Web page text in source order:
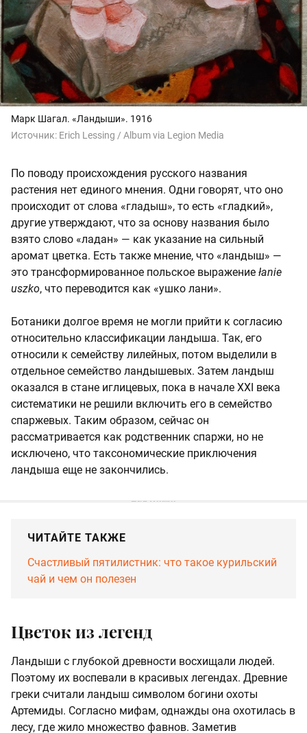
Марк Шагал. «Ландыши». 1916
Источник: Erich Lessing / Album via Legion Media
По поводу происхождения русского названия
растения нет единого мнения. Одни говорят, что оно
происходит от слова «гладыш», то есть «гладкий»,
другие утверждают, что за основу названия было
взято слово «ладан» — как указание на сильный
аромат цветка. Есть также мнение, что «ландыш» —
это трансформированное польское выражение łanie
uszko, что переводится как «ушко лани».
Ботаники долгое время не могли прийти к согласию
относительно классификации ландыша. Так, его
относили к семейству лилейных, потом выделили в
отдельное семейство ландышевых. Затем ландыш
оказался в стане иглицевых, пока в начале XXI века
систематики не решили включить его в семейство
спаржевых. Таким образом, сейчас он
рассматривается как родственник спаржи, но не
исключено, что таксономические приключения
ландыша еще не закончились.
ЧИТАЙТЕ ТАКЖЕ
Счастливый пятилистник: что такое курильский
чай и чем он полезен
Цветок из легенд
Ландыши с глубокой древности восхищали людей.
Поэтому их воспевали в красивых легендах. Древние
греки считали ландыш символом богини охоты
Артемиды. Согласно мифам, однажды она охотилась в
лесу, где жило множество фавнов. Заметив